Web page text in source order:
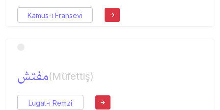
Kamus-ı Fransevi
مفتش(Müfettiş)
Lugat-ı Remzi